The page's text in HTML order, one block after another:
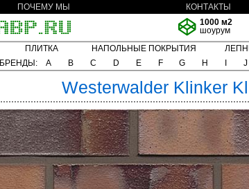
ПОЧЕМУ МЫ КОНТАКТЫ
1000 м2
шоурум
ПЛИТКА НАПОЛЬНЫЕ ПОКРЫТИЯ
БРЕНДЫ:
A B C D E F G H J
Westerwalder Klinker